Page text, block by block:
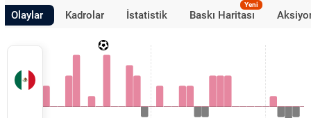
Olaylar Kadrolar İstatistik Baskı Haritası
Yeni